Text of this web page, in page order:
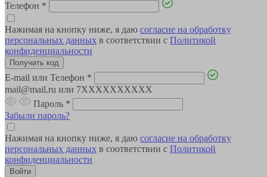
Телефон *
Нажимая на кнопку ниже, я даю согласие на обработку
персональных данных в соответствии с Политикой
конфиденциальности
E-mail или Телефон *
mail@mail.ru или 7XXXXXXXXXX
Пароль *
Забыли пароль?
Нажимая на кнопку ниже, я даю согласие на обработку
персональных данных в соответствии с Политикой
конфиденциальности